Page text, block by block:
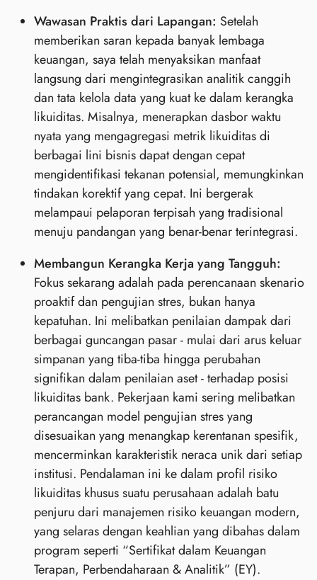
Wawasan Praktis dari Lapangan: Setelah
memberikan saran kepada banyak lembaga
keuangan, saya telah menyaksikan manfaat
langsung dari mengintegrasikan analitik canggih
dan tata kelola data yang kuat ke dalam kerangka
likuiditas. Misalnya, menerapkan dasbor waktu
nyata yang mengagregasi metrik likuiditas di
berbagai lini bisnis dapat dengan cepat
mengidentifikasi tekanan potensial, memungkinkan
tindakan korektif yang cepat. Ini bergerak
melampaui pelaporan terpisah yang tradisional
menuju pandangan yang benar-benar terintegrasi.
Membangun Kerangka Kerja yang Tangguh:
Fokus sekarang adalah pada perencanaan skenario
proaktif dan pengujian stres, bukan hanya
kepatuhan. Ini melibatkan penilaian dampak dari
berbagai guncangan pasar - mulai dari arus keluar
simpanan yang tiba-tiba hingga perubahan
signifikan dalam penilaian aset - terhadap posisi
likuiditas bank. Pekerjaan kami sering melibatkan
perancangan model pengujian stres yang
disesuaikan yang menangkap kerentanan spesifik,
mencerminkan karakteristik neraca unik dari setiap
institusi. Pendalaman ini ke dalam profil risiko
likuiditas khusus suatu perusahaan adalah batu
penjuru dari manajemen risiko keuangan modern,
yang selaras dengan keahlian yang dibahas dalam
program seperti “Sertifikat dalam Keuangan
Terapan, Perbendaharaan & Analitik” (EY).